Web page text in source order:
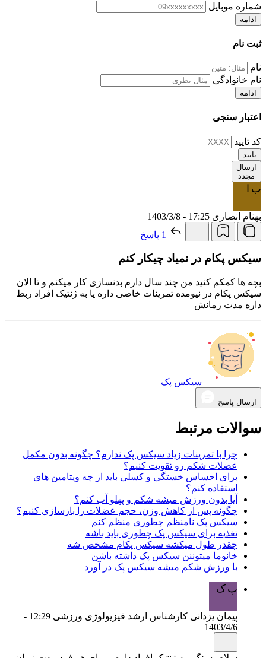
شماره موبایل
ادامه
ثبت نام
نام
نام خانوادگی
ادامه
اعتبار سنجی
کد تایید
تایید
ارسال
مجدد
ب ا
بهنام انصاری 17:25 - 1403/3/8
سیکس پکام در نمیاد چیکار کنم
بچه ها کمکم کنید من چند سال دارم بدنسازی کار میکنم و تا الان
سیکس پکام در نیومده تمرینات خاصی داره یا به ژنتیک افراد ربط
داره مدت زمانش
سیکس پک
ارسال پاسخ
سوالات مرتبط
چرا با تمرینات زیاد سیکس پک ندارم؟ چگونه بدون مکمل
عضلات شکم رو تقویت کنیم؟
برای احساس خستگی و کسلی باید از چه ویتامین های
استفاده کنم؟
آیا بدون ورزش میشه شکم و پهلو آب کنم؟
چگونه پس از کاهش وزن، حجم عضلات را بازسازی کنیم؟
سیکس پک نامنظم چطوری منظم کنم
تغذیه برای سیکس پک چطوری باید باشه
چقدر طول میکشه سیکس پکام مشخص شه
خانوما میتوننن سیکس پک داشته باشن
با ورزش شکم میشه سیکس پک در آورد
پ ک
پیمان یزدانی کارشناس ارشد فیزیولوژی ورزشی
12:29 -
1403/4/6